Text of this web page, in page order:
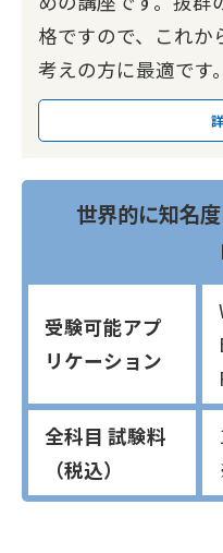
格ですので、これか
考えの方に最適です。
世界的に知名
受験可能アプ
リケーション
全科目 試験料
（税込）